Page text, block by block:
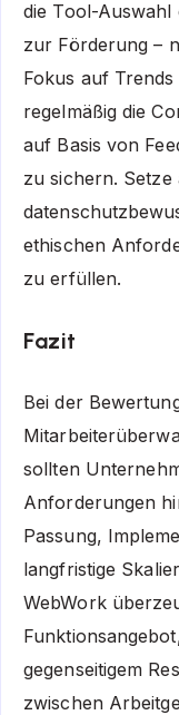
die Tool-Auswahl
zur Förderung –
Fokus auf
regelmäßig die
auf Basis von
zu sichern.
ethischen
zu erfüllen.
Fazit
Bei der
sollten
Anforderungen
Passung,
langfristige
WebWork
gegenseitigem
zwischen